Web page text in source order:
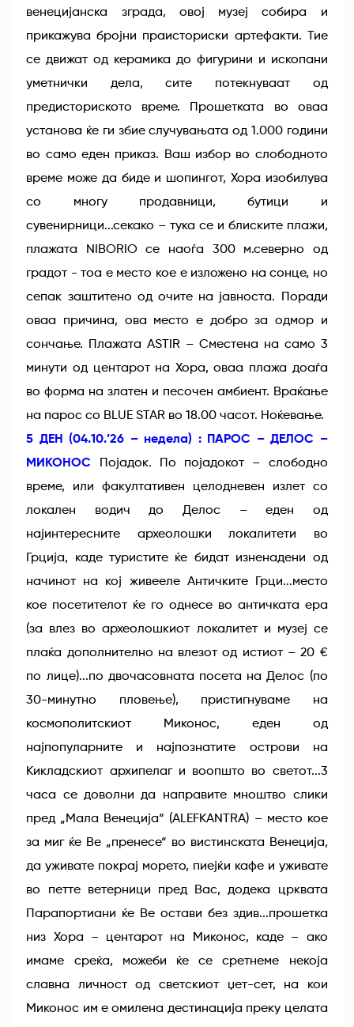
венецијанска зграда, овој музеј собира и
прикажува бројни праисториски артефакти. Тие
се движат од керамика до фигурини и ископани
уметнички дела, сите потекнуваат од
предисториското време. Прошетката во оваа
установа ќе ги збие случувањата од 1.000 години
во само еден приказ. Ваш избор во слободното
време може да биде и шопингот, Хора изобилува
со многу продавници, бутици и
сувенирници...секако – тука се и блиските плажи,
плажата NIBORIO се наоѓа 300 м.северно од
градот - тоа е место кое е изложено на сонце, но
сепак заштитено од очите на јавноста. Поради
оваа причина, ова место е добро за одмор и
сончање. Плажата ASTIR – Сместена на само 3
минути од центарот на Хора, оваа плажа доаѓа
во форма на златен и песочен амбиент. Враќање
на парос со BLUE STAR во 18.00 часот. Ноќевање.
5 ДЕН (04.10.’26 – недела) : ПАРОС – ДЕЛОС –
МИКОНОС Појадок. По појадокот – слободно
време, или факултативен целодневен излет со
локален водич до Делос – еден од
најинтересните археолошки локалитети во
Грција, каде туристите ќе бидат изненадени од
начинот на кој живееле Античките Грци...место
кое посетителот ќе го однесе во античката ера
(за влез во археолошкиот локалитет и музеј се
плаќа дополнително на влезот од истиот – 20 €
по лице)...по двочасовната посета на Делос (по
30-минутно пловење), пристигнуваме на
космополитскиот Миконос, еден од
најпопуларните и најпознатите острови на
Кикладскиот архипелаг и воопшто во светот...3
часа се доволни да направите мноштво слики
пред „Мала Венеција“ (ALEFKANTRA) – место кое
за миг ќе Ве „пренесе“ во вистинската Венеција,
да уживате покрај морето, пиејќи кафе и уживате
во петте ветерници пред Вас, додека црквата
Парапортиани ќе Ве остави без здив...прошетка
низ Хора – центарот на Миконос, каде – ако
имаме среќа, можеби ќе се сретнеме некоја
славна личност од светскиот џет-сет, на кои
Миконос им е омилена дестинација преку целата